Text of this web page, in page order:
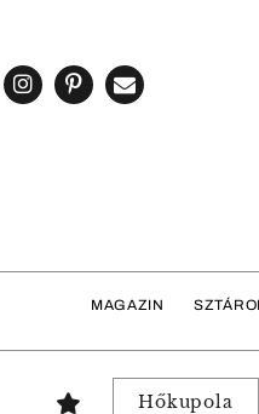
MAGAZIN
Hőkupola